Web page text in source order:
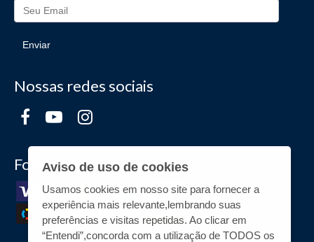
Enviar
Nossas redes sociais
Formas de Pagamento
Aviso de uso de cookies
Usamos cookies em nosso site para fornecer a
experiência mais relevante,lembrando suas
preferências e visitas repetidas. Ao clicar em
“Entendi”,concorda com a utilização de TODOS os